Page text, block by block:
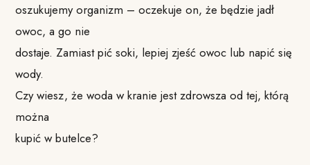
oszukujemy organizm – oczekuje on, że będzie jadł
owoc, a go nie
dostaje. Zamiast pić soki, lepiej zjeść owoc lub napić się
wody.
Czy wiesz, że woda w kranie jest zdrowsza od tej, którą
można
kupić w butelce?